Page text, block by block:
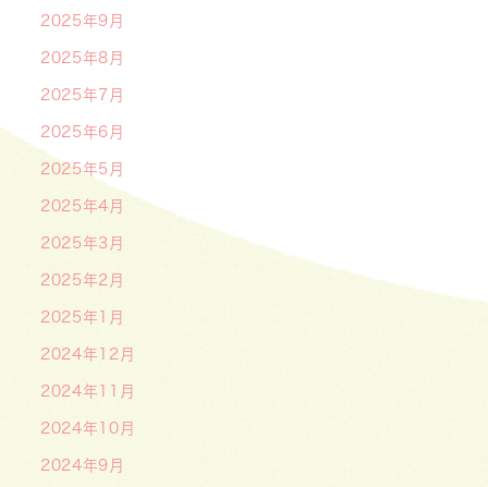
2025年9月
2025年8月
2025年7月
2025年6月
2025年5月
2025年4月
2025年3月
2025年2月
2025年1月
2024年12月
2024年11月
2024年10月
2024年9月